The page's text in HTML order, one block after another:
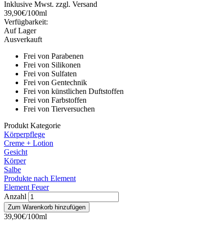
Inklusive Mwst. zzgl. Versand
39,90€/100ml
Verfügbarkeit:
Auf Lager
Ausverkauft
Frei von Parabenen
Frei von Silikonen
Frei von Sulfaten
Frei von Gentechnik
Frei von künstlichen Duftstoffen
Frei von Farbstoffen
Frei von Tierversuchen
Produkt Kategorie
Körperpflege
Creme + Lotion
Gesicht
Körper
Salbe
Produkte nach Element
Element Feuer
Anzahl
39,90€/100ml